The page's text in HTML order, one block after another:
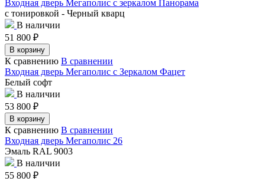
Входная дверь Мегаполис с зеркалом Панорама
с тонировкой - Черный кварц
В наличии
51 800 ₽
В корзину
К сравнению В сравнении
Входная дверь Мегаполис с Зеркалом Фацет
Белый софт
В наличии
53 800 ₽
В корзину
К сравнению В сравнении
Входная дверь Мегаполис 26
Эмаль RAL 9003
В наличии
55 800 ₽